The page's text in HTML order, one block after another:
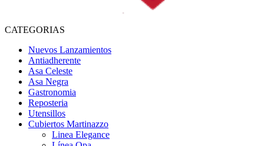
CATEGORIAS
Nuevos Lanzamientos
Antiadherente
Asa Celeste
Asa Negra
Gastronomia
Reposteria
Utensillos
Cubiertos Martinazzo
Linea Elegance